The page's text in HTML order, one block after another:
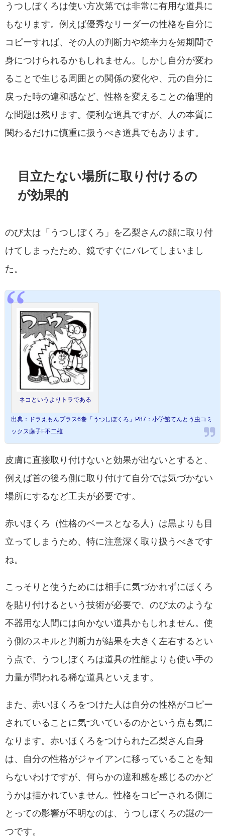
うつしぼくろは使い方次第では非常に有用な道具に
もなります。例えば優秀なリーダーの性格を自分に
コピーすれば、その人の判断力や統率力を短期間で
身につけられるかもしれません。しかし自分が変わ
ることで生じる周囲との関係の変化や、元の自分に
戻った時の違和感など、性格を変えることの倫理的
な問題は残ります。便利な道具ですが、人の本質に
関わるだけに慎重に扱うべき道具でもあります。
目立たない場所に取り付けるの
が効果的
のび太は「うつしぼくろ」を乙梨さんの顔に取り付
けてしまったため、鏡ですぐにバレてしまいまし
た。
ネコというよりトラである
出典：ドラえもんプラス6巻「うつしぼくろ」P87：小学館てんとう虫コミ
ックス藤子F不二雄
皮膚に直接取り付けないと効果が出ないとすると、
例えば首の後ろ側に取り付けて自分では気づかない
場所にするなど工夫が必要です。
赤いほくろ（性格のベースとなる人）は黒よりも目
立ってしまうため、特に注意深く取り扱うべきです
ね。
こっそりと使うためには相手に気づかれずにほくろ
を貼り付けるという技術が必要で、のび太のような
不器用な人間には向かない道具かもしれません。使
う側のスキルと判断力が結果を大きく左右するとい
う点で、うつしぼくろは道具の性能よりも使い手の
力量が問われる稀な道具といえます。
また、赤いほくろをつけた人は自分の性格がコピー
されていることに気づいているのかという点も気に
なります。赤いほくろをつけられた乙梨さん自身
は、自分の性格がジャイアンに移っていることを知
らないわけですが、何らかの違和感を感じるのかど
うかは描かれていません。性格をコピーされる側に
とっての影響が不明なのは、うつしぼくろの謎の一
つです。